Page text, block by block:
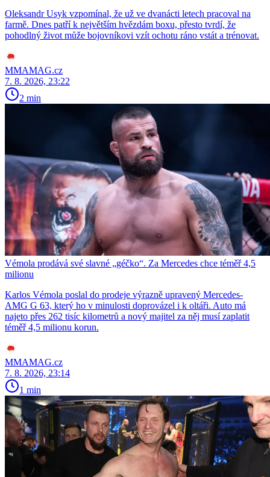
Oleksandr Usyk vzpomínal, že už ve dvanácti letech pracoval na
farmě. Dnes patří k největším hvězdám boxu, přesto tvrdí, že
pohodlný život může bojovníkovi vzít ochotu ráno vstát a trénovat.
MMAMAG.cz
7. 8. 2026, 23:22
2 min
Vémola prodává své slavné „géčko“. Za Mercedes chce téměř 4,5
milionu
Karlos Vémola poslal do prodeje výrazně upravený Mercedes-
AMG G 63, který ho v minulosti doprovázel i k oltáři. Auto má
najeto přes 262 tisíc kilometrů a nový majitel za něj musí zaplatit
téměř 4,5 milionu korun.
MMAMAG.cz
7. 8. 2026, 23:14
1 min